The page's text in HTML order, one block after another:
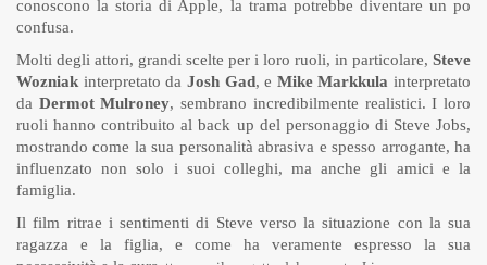
conoscono la storia di Apple, la trama potrebbe diventare un po
confusa.
Molti degli attori, grandi scelte per i loro ruoli, in particolare, Steve
Wozniak interpretato da Josh Gad, e Mike Markkula interpretato
da Dermot Mulroney, sembrano incredibilmente realistici. I loro
ruoli hanno contribuito al back up del personaggio di Steve Jobs,
mostrando come la sua personalità abrasiva e spesso arrogante, ha
influenzato non solo i suoi colleghi, ma anche gli amici e la
famiglia.
Il film ritrae i sentimenti di Steve verso la situazione con la sua
ragazza e la figlia, e come ha veramente espresso la sua